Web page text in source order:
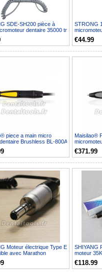
SDE-SH200 pièce à
dentaire 35000 tr
mm
STRONG
fraise 2.35
€44.99
piece a main micro
Brushless BL-800A
Maisilao®
BL-800B
€371.99
Moteur électrique Type E
avec Marathon
SHIYANG
moteur
€118.99